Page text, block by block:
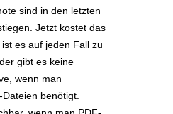
sind in den letzten
Jetzt kostet das
es auf jeden Fall zu
gibt es keine
wenn man
benötigt.